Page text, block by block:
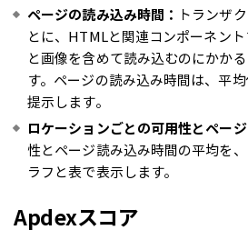
ページの読み込み時間： トランザ
とに、HTMLと関連コンポーネン
と画像を含めて読み込むのにかか
す。ページの読み込み時間は、平
提示します。
ロケーションごとの可用性とペー
性とページ読み込み時間の平均を
ラフと表で表示します。
Apdexスコア